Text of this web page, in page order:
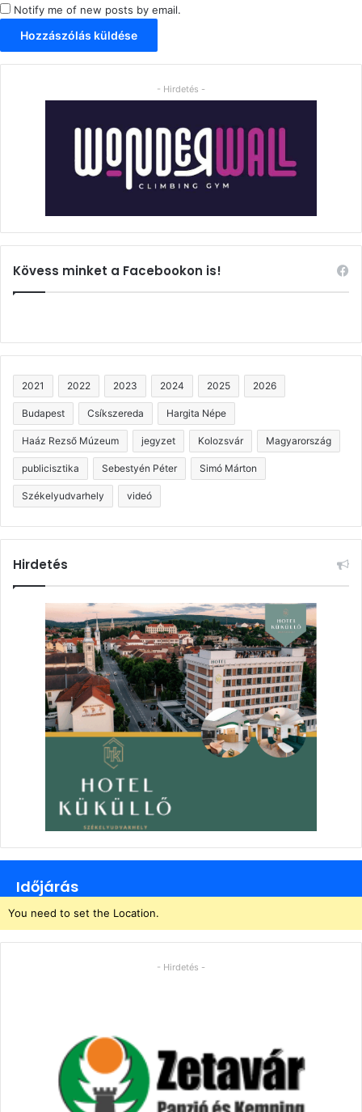
Notify me of new posts by email.
- Hirdetés -
Kövess minket a Facebookon is!
2021 2022 2023 2024 2025 2026
Budapest Csíkszereda Hargita Népe
Haáz Rezső Múzeum jegyzet Kolozsvár Magyarország
publicisztika Sebestyén Péter Simó Márton
Székelyudvarhely videó
Hirdetés
Időjárás
You need to set the Location.
- Hirdetés -